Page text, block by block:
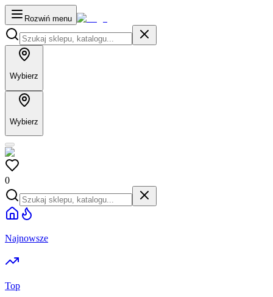
Rozwiń menu
Wybierz
Wybierz
0
Najnowsze
Top